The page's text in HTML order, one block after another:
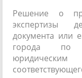
Решение о
экспертизы
документа или
города по